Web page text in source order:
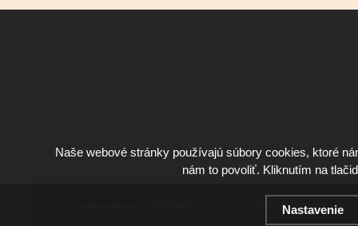
, pera Parker, Waterman, Cross, Faber
Naše webové stránky používajú súbory cookies, ktoré
nám to povoliť. Kliknutím na
Nastavenie